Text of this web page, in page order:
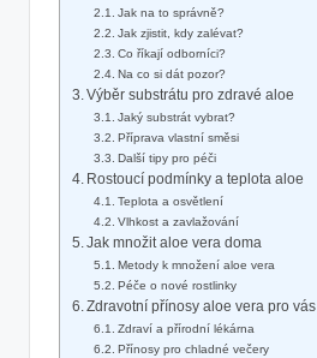
Jak na to správně?
Jak zjistit, kdy zalévat?
Co říkají odborníci?
Na co si dát pozor?
Výběr substrátu pro zdravé aloe
Jaký substrát vybrat?
Příprava vlastní směsi
Další tipy pro péči
Rostoucí podmínky a teplota aloe
Teplota a osvětlení
Vlhkost a zavlažování
Jak množit aloe vera doma
Metody k množení aloe vera
Péče o nové rostlinky
Zdravotní přínosy aloe vera pro vás
Zdraví a přírodní lékárna
Přínosy pro chladné večery